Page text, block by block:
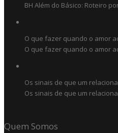
BH Além do Básico: Roteiro
O que fazer quando o amor
O que fazer quando o amor
Os sinais de que um
Os sinais de que um
Quem Somos